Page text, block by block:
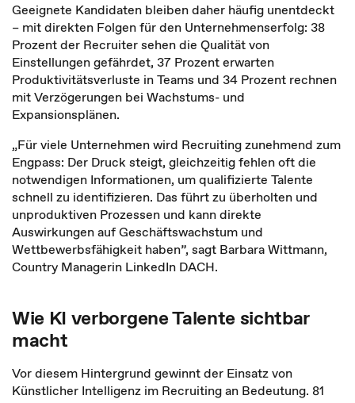
Geeignete Kandidaten bleiben daher häufig unentdeckt
– mit direkten Folgen für den Unternehmenserfolg: 38
Prozent der Recruiter sehen die Qualität von
Einstellungen gefährdet, 37 Prozent erwarten
Produktivitätsverluste in Teams und 34 Prozent rechnen
mit Verzögerungen bei Wachstums- und
Expansionsplänen.
„Für viele Unternehmen wird Recruiting zunehmend zum
Engpass: Der Druck steigt, gleichzeitig fehlen oft die
notwendigen Informationen, um qualifizierte Talente
schnell zu identifizieren. Das führt zu überholten und
unproduktiven Prozessen und kann direkte
Auswirkungen auf Geschäftswachstum und
Wettbewerbsfähigkeit haben”, sagt Barbara Wittmann,
Country Managerin LinkedIn DACH.
Wie KI verborgene Talente sichtbar
macht
Vor diesem Hintergrund gewinnt der Einsatz von
Künstlicher Intelligenz im Recruiting an Bedeutung. 81